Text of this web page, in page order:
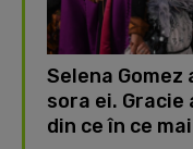
Selena
sora ei. Gracie
din ce în ce